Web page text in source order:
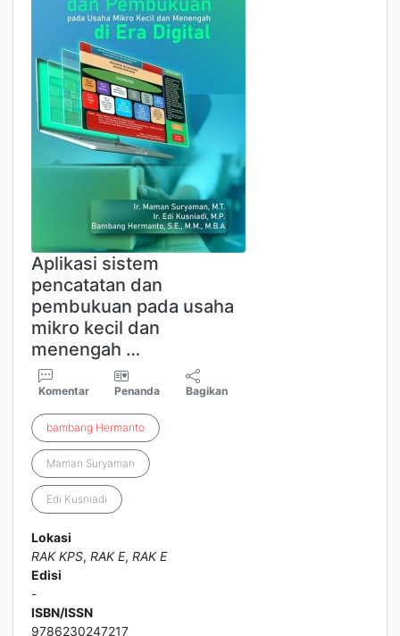
Aplikasi sistem
pencatatan dan
pembukuan pada usaha
mikro kecil dan
menengah …
Komentar Penanda Bagikan
bambang Hermanto
Maman Suryaman
Edi Kusniadi
Lokasi
RAK KPS, RAK E, RAK E
Edisi
-
ISBN/ISSN
9786230247217